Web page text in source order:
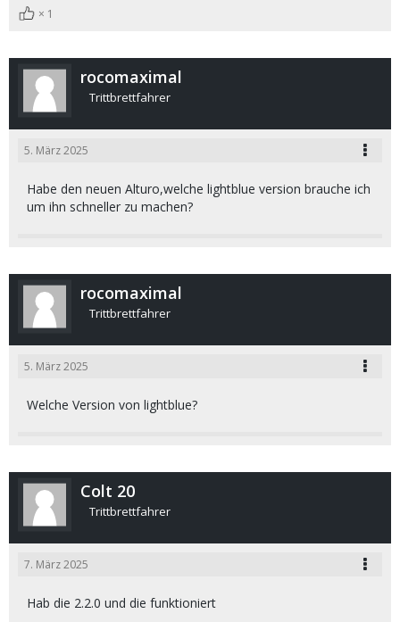
1
rocomaximal
Trittbrettfahrer
5. März 2025
Habe den neuen Alturo,welche lightblue version brauche ich
um ihn schneller zu machen?
rocomaximal
Trittbrettfahrer
5. März 2025
Welche Version von lightblue?
Colt 20
Trittbrettfahrer
7. März 2025
Hab die 2.2.0 und die funktioniert